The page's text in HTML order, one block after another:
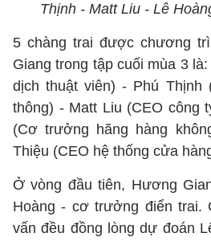
Thịnh - Matt Liu - Lê
5 chàng trai được chương
Giang trong tập cuối mùa 3
dịch thuật viên) - Phú Thịnh
thông) - Matt Liu (CEO công
(Cơ trưởng hãng hàng
Thiệu (CEO hệ thống cửa
Ở vòng đầu tiên, Hương
Hoàng - cơ trưởng điển trai.
vấn đều đồng lòng dự đoán